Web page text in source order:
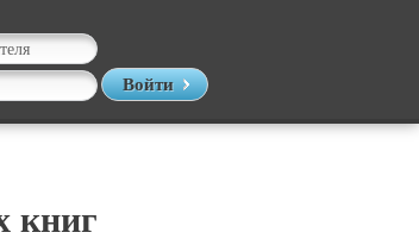
Войти
книг